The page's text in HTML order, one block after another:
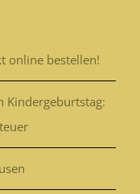
online bestellen!
Kindergeburtstag: